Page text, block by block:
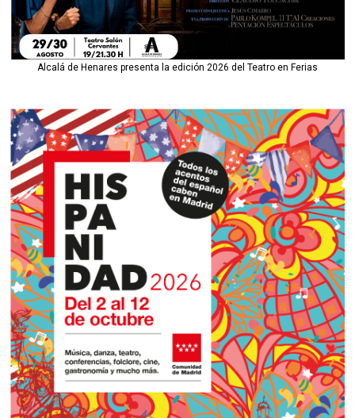
Alcalá de Henares presenta la edición 2026 del Teatro en Ferias